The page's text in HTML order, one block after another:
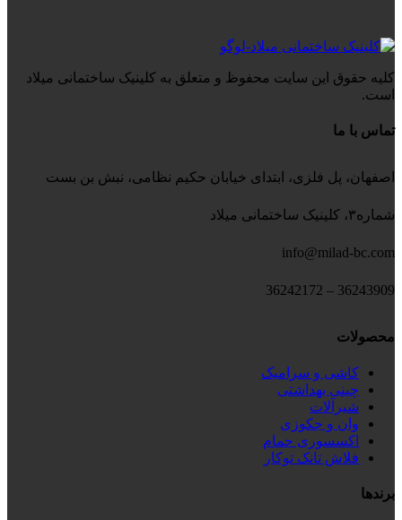
کلیه حقوق این سایت محفوظ و متعلق به کلینیک ساختمانی میلاد
است.
تماس با ما
اصفهان، پل فلزی، ابتدای خیابان حکیم نظامی، نبش بن بست
شماره۳، کلینیک ساختمانی میلاد
info@milad-bc.com
36243909 – 36242172
محصولات
کاشی و سرامیک
چینی بهداشتی
شیرآلات
وان و جکوزی
اکسسوری حمام
فلاش تانک توکار
برندها